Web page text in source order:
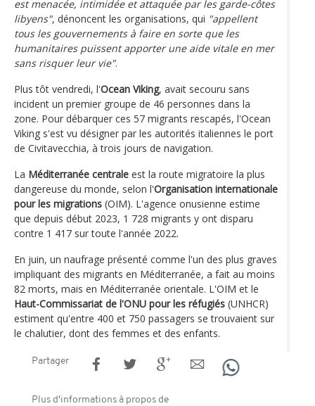
est menacée, intimidée et attaquée par les garde-côtes
libyens", dénoncent les organisations, qui "appellent
tous les gouvernements à faire en sorte que les
humanitaires puissent apporter une aide vitale en mer
sans risquer leur vie".
Plus tôt vendredi, l'Ocean Viking, avait secouru sans
incident un premier groupe de 46 personnes dans la
zone. Pour débarquer ces 57 migrants rescapés, l'Ocean
Viking s'est vu désigner par les autorités italiennes le port
de Civitavecchia, à trois jours de navigation.
La Méditerranée centrale est la route migratoire la plus
dangereuse du monde, selon l'Organisation internationale
pour les migrations (OIM). L'agence onusienne estime
que depuis début 2023, 1 728 migrants y ont disparu
contre 1 417 sur toute l'année 2022.
En juin, un naufrage présenté comme l'un des plus graves
impliquant des migrants en Méditerranée, a fait au moins
82 morts, mais en Méditerranée orientale. L'OIM et le
Haut-Commissariat de l'ONU pour les réfugiés (UNHCR)
estiment qu'entre 400 et 750 passagers se trouvaient sur
le chalutier, dont des femmes et des enfants.
Partager
Plus d'informations à propos de